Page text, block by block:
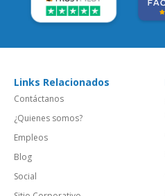
Links Relacionados
Contáctanos
¿Quienes somos?
Empleos
Blog
Social